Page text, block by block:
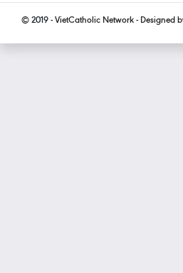
© 2019 - VietCatholic Network - Designed